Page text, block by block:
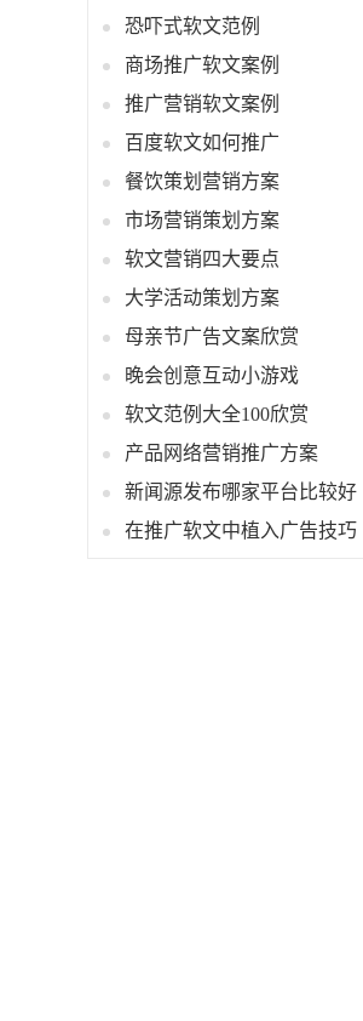
恐吓式软文范例
商场推广软文案例
推广营销软文案例
百度软文如何推广
餐饮策划营销方案
市场营销策划方案
软文营销四大要点
大学活动策划方案
母亲节广告文案欣赏
晚会创意互动小游戏
软文范例大全100欣赏
产品网络营销推广方案
新闻源发布哪家平台比较好
在推广软文中植入广告技巧